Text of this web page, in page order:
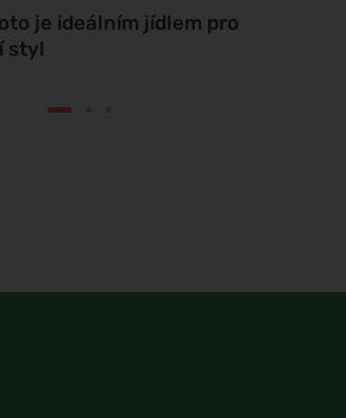
je ideálním jídlem pro
styl